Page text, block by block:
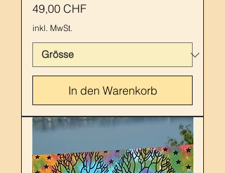
Preis
49,00 CHF
inkl. MwSt.
In den Warenkorb